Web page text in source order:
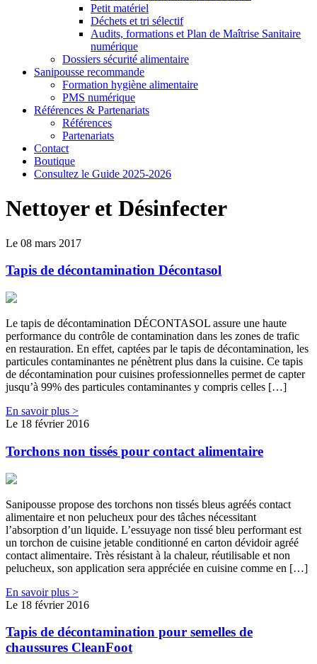
Petit matériel
Déchets et tri sélectif
Audits, formations et Plan de Maîtrise Sanitaire
numérique
Dossiers sécurité alimentaire
Sanipousse recommande
Formation hygiène alimentaire
PMS numérique
Références & Partenariats
Références
Partenariats
Contact
Boutique
Consultez le Guide 2025-2026
Nettoyer et Désinfecter
Le 08 mars 2017
Tapis de décontamination Décontasol
Le tapis de décontamination DÉCONTASOL assure une haute
performance du contrôle de contamination dans les zones de trafic
en restauration. En effet, captées par le tapis de décontamination, les
particules contaminantes ne pénètrent plus dans la cuisine. Ce tapis
de décontamination pour cuisines professionnelles permet de capter
jusqu’à 99% des particules contaminantes y compris celles […]
En savoir plus >
Le 18 février 2016
Torchons non tissés pour contact alimentaire
Sanipousse propose des torchons non tissés bleus agréés contact
alimentaire et non pelucheux pour des tâches nécessitant
l’absorption d’un liquide. L’essuyage non tissé bleu performant est
un torchon de cuisine jetable conditionné en carton dévidoir agréé
contact alimentaire. Très résistant à la chaleur, réutilisable et non
pelucheux, son application sera appréciée en cuisine comme en […]
En savoir plus >
Le 18 février 2016
Tapis de décontamination pour semelles de
chaussures CleanFoot